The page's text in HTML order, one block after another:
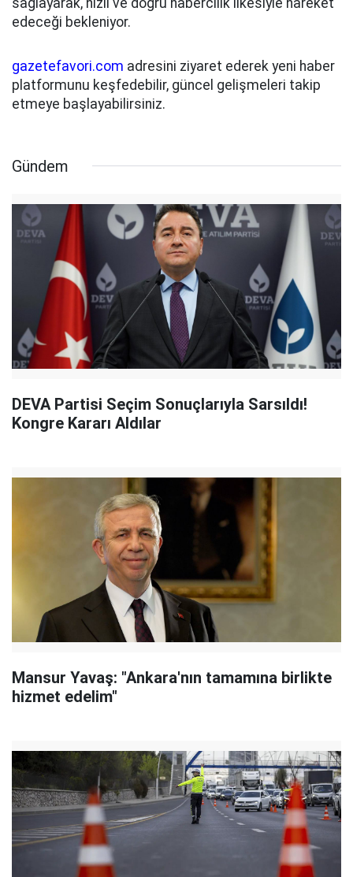
edeceği bekleniyor.
gazetefavori.com adresini ziyaret ederek yeni haber
platformunu keşfedebilir, güncel gelişmeleri takip
etmeye başlayabilirsiniz.
Gündem
DEVA Partisi Seçim Sonuçlarıyla Sarsıldı!
Kongre Kararı Aldılar
Mansur Yavaş: "Ankara'nın tamamına birlikte
hizmet edelim"